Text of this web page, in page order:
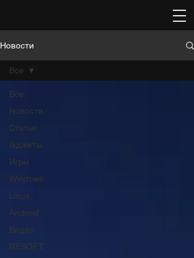
Новости
Все
Новости
Статьи
Гаджеты
Игры
Windows
Linux
Android
Видео
RESOFT
Все